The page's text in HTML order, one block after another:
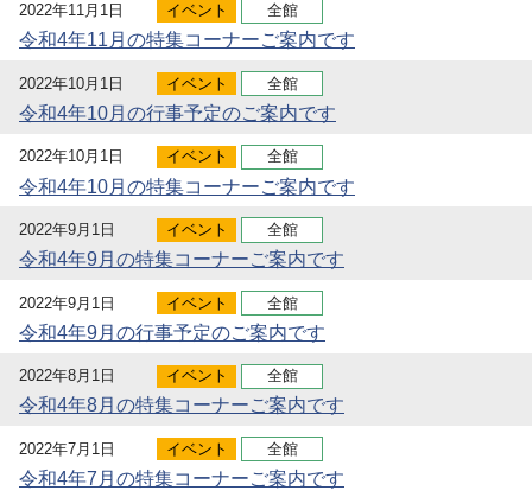
2022年11月1日 イベント 全館
令和4年11月の特集コーナーご案内です
2022年10月1日 イベント 全館
令和4年10月の行事予定のご案内です
2022年10月1日 イベント 全館
令和4年10月の特集コーナーご案内です
2022年9月1日 イベント 全館
令和4年9月の特集コーナーご案内です
2022年9月1日 イベント 全館
令和4年9月の行事予定のご案内です
2022年8月1日 イベント 全館
令和4年8月の特集コーナーご案内です
2022年7月1日 イベント 全館
令和4年7月の特集コーナーご案内です